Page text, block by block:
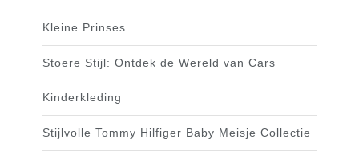
Kleine Prinses
Stoere Stijl: Ontdek de Wereld van Cars
Kinderkleding
Stijlvolle Tommy Hilfiger Baby Meisje Collectie